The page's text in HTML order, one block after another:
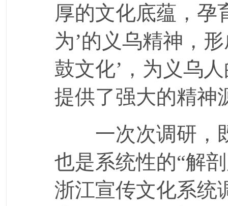
厚的文化底蕴，孕
为’的义乌精神，
鼓文化’，为义乌
提供了强大的精神
一次次调研，既
也是系统性的“解
浙江宣传文化系统